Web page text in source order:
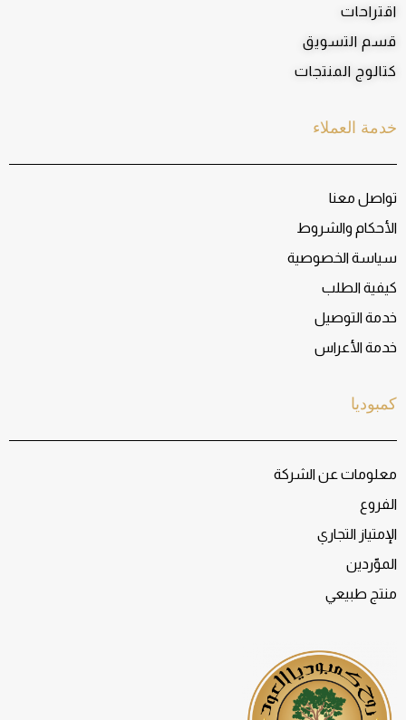
كمبوديا
معلومات عن الشركة
الفروع
الإمتياز التجاري
الموّردين
منتج طبيعي
خدمة العملاء
تواصل معنا
الأحكام والشروط
سياسة الخصوصية
كيفية الطلب
خدمة التوصيل
خدمة الأعراس
اقتراحات
قسم التسويق
كتالوج المنتجات